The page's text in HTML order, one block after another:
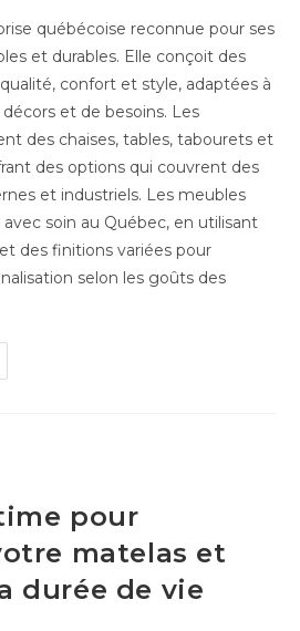
québécoise reconnue pour ses
et durables. Elle conçoit des
confort et style, adaptées à
et de besoins. Les
des chaises, tables, tabourets et
des options qui couvrent des
et industriels. Les meubles
soin au Québec, en utilisant
des finitions variées pour
selon les goûts des
pour
matelas et
durée de vie